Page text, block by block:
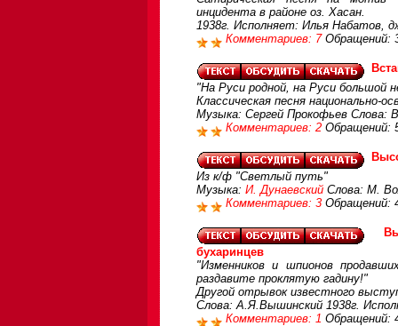
инцидента в районе оз. Хасан.
1938г. Исполняет: Илья Набатов,
Комментариев: 7 Обращений:
"На Руси родной, на Руси большой
Классическая песня национально-
Музыка: Сергей Прокофьев Слова:
Комментариев: 2 Обращений:
Из к/ф "Светлый путь"
Музыка: И. Дунаевский Слова: М.
Комментариев: 3 Обращений:
бухаринцев
"Изменников и шпионов
раздавите проклятую гадину!"
Другой отрывок известного
Слова: А.Я.Вышинский 1938г.
Комментариев: 1 Обращений: